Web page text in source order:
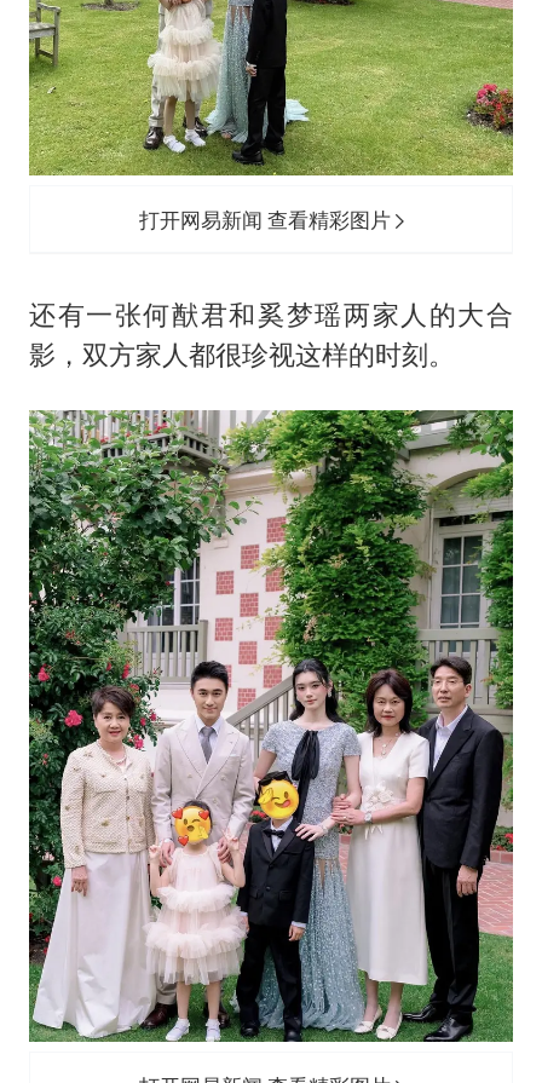
打开网易新闻 查看精彩图片
还有一张何猷君和奚梦瑶两家人的大合
影，双方家人都很珍视这样的时刻。